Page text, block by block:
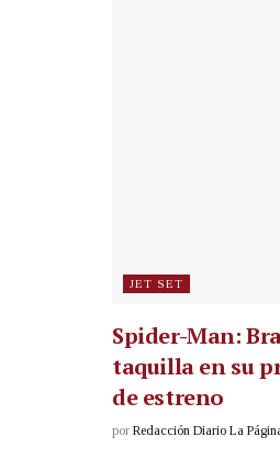
JET SET
Spider-Man:
taquilla en su
de estreno
por Redacción Diario La